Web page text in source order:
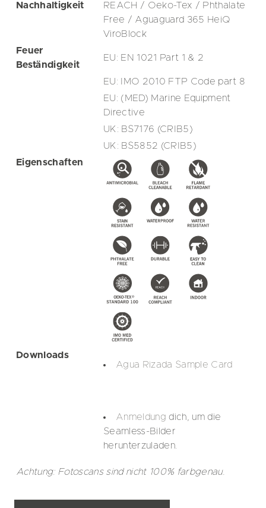
Nachhaltigkeit
REACH / Oeko-Tex / Phthalate
Free / Aguaguard 365 HeiQ
ViroBlock
Feuer
Beständigkeit
EU: EN 1021 Part 1 & 2
EU: IMO 2010 FTP Code part 8
EU: (MED) Marine Equipment
Directive
UK: BS7176 (CRIB5)
UK: BS5852 (CRIB5)
Eigenschaften
Downloads
Agua Rizada Sample Card
Anmeldung dich, um die
Seamless-Bilder
herunterzuladen.
Achtung: Fotoscans sind nicht 100% farbgenau.